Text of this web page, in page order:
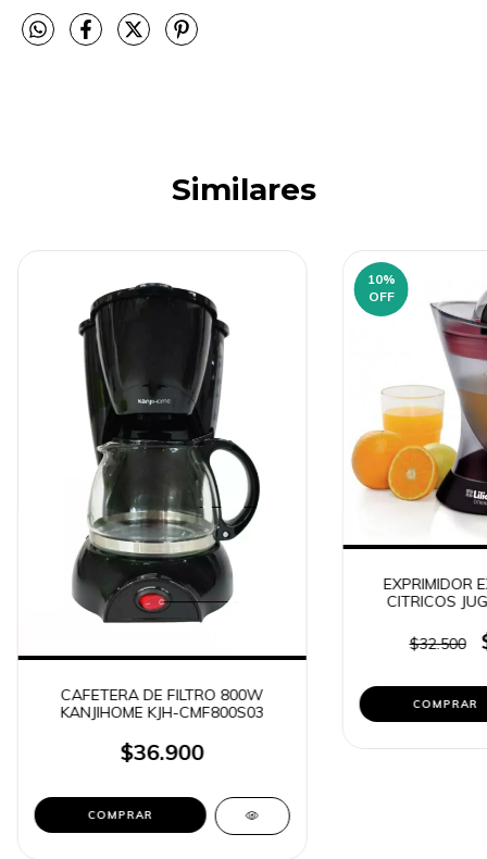
Similares
CAFETERA DE FILTRO 800W
KANJIHOME KJH-CMF800S03
$36.900
10%
OFF
EXPRIMIDOR
CITRICOS
$32.500